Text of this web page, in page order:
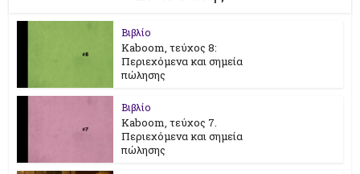
Βιβλίο
Kaboom, τεύχος 8:
Περιεχόμενα και σημεία
πώλησης
Βιβλίο
Kaboom, τεύχος 7.
Περιεχόμενα και σημεία
πώλησης